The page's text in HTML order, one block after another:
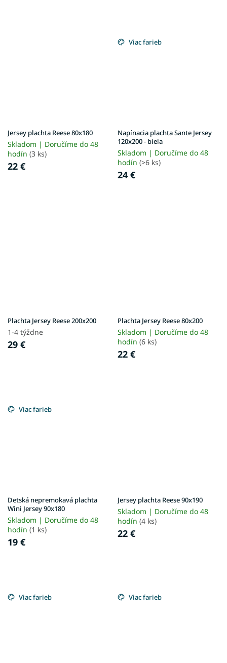
Jersey plachta Reese 80x180
Skladom | Doručíme do 48
hodín (3 ks)
22 €
Viac farieb
Napínacia plachta Sante Jersey
120x200 - biela
Skladom | Doručíme do 48
hodín (>6 ks)
24 €
Plachta Jersey Reese 200x200
1-4 týždne
29 €
Plachta Jersey Reese 80x200
Skladom | Doručíme do 48
hodín (6 ks)
22 €
Viac farieb
Detská nepremokavá plachta
Wini Jersey 90x180
Skladom | Doručíme do 48
hodín (1 ks)
19 €
Jersey plachta Reese 90x190
Skladom | Doručíme do 48
hodín (4 ks)
22 €
Viac farieb Viac farieb